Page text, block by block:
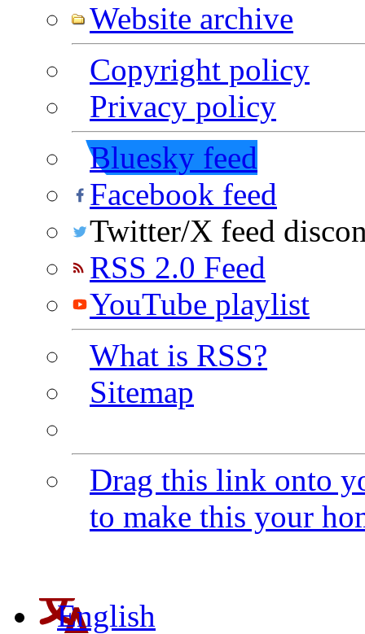
Website archive
Copyright policy
Privacy policy
Bluesky feed
Facebook feed
Twitter/X feed
RSS 2.0 Feed
YouTube playlist
What is RSS?
Sitemap
Drag this link onto
to make this your
English